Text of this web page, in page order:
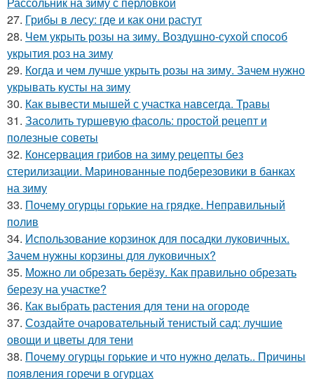
27. Грибы в лесу: где и как они растут
28. Чем укрыть розы на зиму. Воздушно-сухой способ
укрытия роз на зиму
29. Когда и чем лучше укрыть розы на зиму. Зачем нужно
укрывать кусты на зиму
30. Как вывести мышей с участка навсегда. Травы
31. Засолить туршевую фасоль: простой рецепт и
полезные советы
32. Консервация грибов на зиму рецепты без
стерилизации. Маринованные подберезовики в банках
на зиму
33. Почему огурцы горькие на грядке. Неправильный
полив
34. Использование корзинок для посадки луковичных.
Зачем нужны корзины для луковичных?
35. Можно ли обрезать берёзу. Как правильно обрезать
березу на участке?
36. Как выбрать растения для тени на огороде
37. Создайте очаровательный тенистый сад: лучшие
овощи и цветы для тени
38. Почему огурцы горькие и что нужно делать.. Причины
появления горечи в огурцах